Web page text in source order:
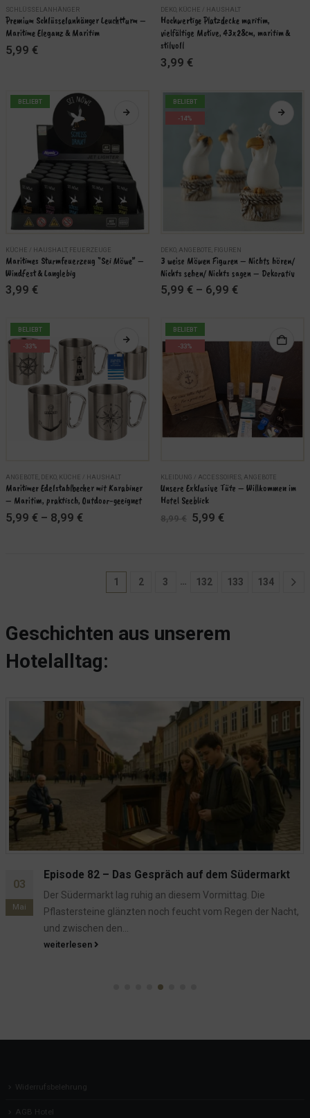
SCHLÜSSELANHÄNGER
Premium Schlüsselanhänger Leuchtturm –
Maritime Eleganz & Maritim
5,99 €
Produkt
weist
mehrere
Varianten
Die
Optionen
gewählt
DEKO, KÜCHE / HAUSHALT
Hochwertige Platzdecke maritim,
vielfältige Motive, 43x28cm, maritim &
stilvoll
3,99 €
BELIEBT
Produkt
weist
mehrere
Optionen
können
auf
KÜCHE / HAUSHALT, FEUERZEUGE
Maritimes Sturmfeuerzeug “Sei Möwe” –
Windfest & Langlebig
3,99 €
BELIEBT
-14%
Produkt
weist
mehrere
Optionen
der
Produktseite
DEKO ANGEBOTE FIGUREN
3 weise Möwen Figuren – Nichts hören/
Nichts sehen/ Nichts sagen – Dekorativ
5,99 € – 6,99 €
BELIEBT
-33%
Produkt
weist
mehrere
Produktseite
gewählt
werden
ANGEBOTE DEKO KÜCHE / HAUSHALT
Maritimer Edelstahlbecher mit Karabiner
– Maritim, praktisch, Outdoor-geeignet
5,99 € – 8,99 €
BELIEBT
-33%
KLEIDUNG / ACCESSOIRES ANGEBOTE
Unsere Exklusive Tüte – Willkommen im
Hotel Seeblick
8,99€ Ursprünglicher
Preis
5,99 €Aktueller
1 2 3 … 132 133 134
Geschichten aus unserem
Hotelalltag:
03
Mai
Episode 82 – Das Gespräch auf dem Südermarkt
Der Südermarkt lag ruhig an diesem Vormittag. Die
Pflastersteine glänzten noch feucht vom Regen der Nacht,
und zwischen den...
weiterlesen
Widerrufsbelehrung
AGB Hotel